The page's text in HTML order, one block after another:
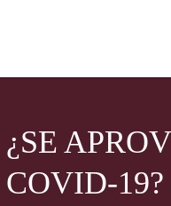
¿SE
COVID-19?